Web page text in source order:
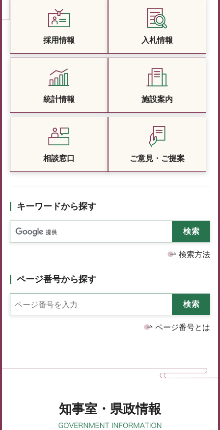
採用情報 入札情報
統計情報 施設案内
相談窓口 ご意見・ご提案
キーワードから探す
検索方法
ページ番号から探す
ページ番号とは
知事室・県政情報